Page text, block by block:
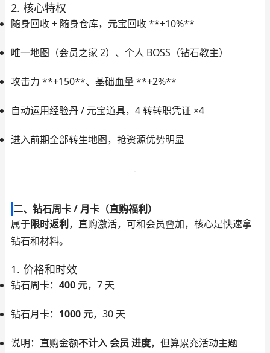
2. 核心特权
随身回收 + 随身仓库，元宝回收 **+10%**
唯一地图（会员之家 2）、个人 BOSS（钻石教主）
攻击力 **+150**、基础血量 **+2%**
自动运用经验丹 / 元宝道具，4 转转职凭证 ×4
进入前期全部转生地图，抢资源优势明显
二、钻石周卡 / 月卡（直购福利）
属于限时返利 ，直购激活，可和会员叠加，核心是快速拿
钻石和材料。
1. 价格和时效
钻石周卡： 400 元，7 天
钻石月卡： 1000 元，30 天
说明：直购金额不计入 会员 进度，但算累充活动主题